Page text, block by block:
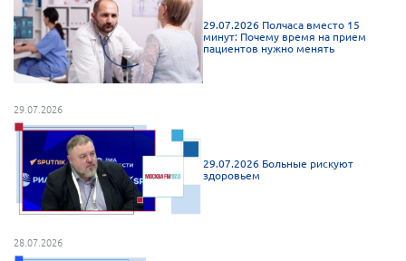
Республика Бурятия
Республика Карелия
Республика Калмыкия
Республика Хакасия
Ростовская область
г. Санкт-Петербург
г. Севастополь
Самарская область ПРИЗМА
29.07.2026 Полчаса вместо 15
минут: Почему время на прием
пациентов нужно менять
29.07.2026
29.07.2026 Больные рискуют
здоровьем
28.07.2026